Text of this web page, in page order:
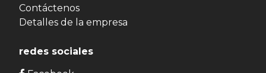
Contáctenos
Detalles de la empresa
redes sociales